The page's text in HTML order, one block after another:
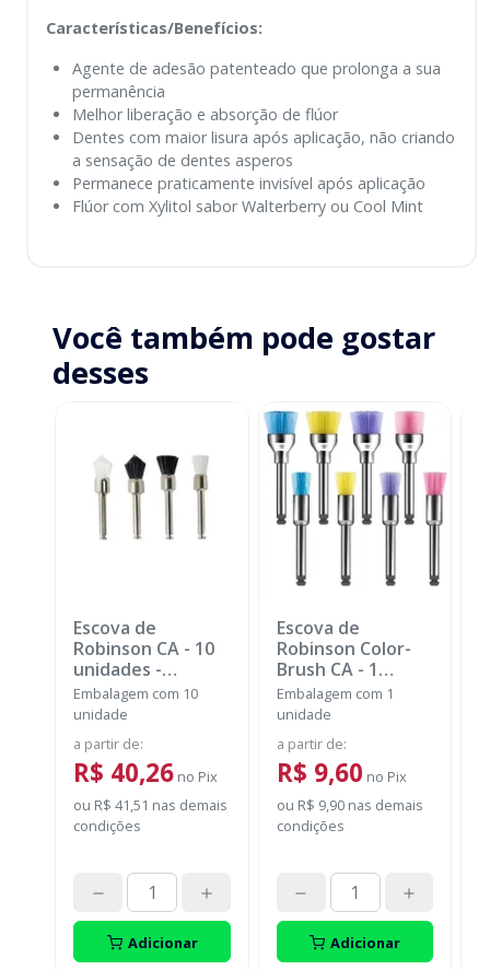
Características/Benefícios:
Agente de adesão patenteado que prolonga a sua
permanência
Melhor liberação e absorção de flúor
Dentes com maior lisura após aplicação, não criando
a sensação de dentes asperos
Permanece praticamente invisível após aplicação
Flúor com Xylitol sabor Walterberry ou Cool Mint
Você também pode gostar
desses
Escova de
Robinson CA - 10
unidades -
MICRODONT
Embalagem com 10
unidade
a partir de:
R$ 40,26 no Pix
ou R$ 41,51 nas demais
condições
Adicionar
Escova de
Robinson Color-
Brush CA - 1
unidade-
AMERICAN BURRS
Embalagem com 1
unidade
a partir de:
R$ 9,60 no Pix
ou R$ 9,90nas demais
condições
Adicionar